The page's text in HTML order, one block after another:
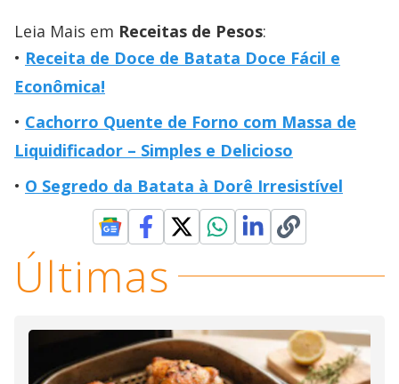
Leia Mais em Receitas de Pesos:
Receita de Doce de Batata Doce Fácil e
Econômica!
Cachorro Quente de Forno com Massa de
Liquidificador – Simples e Delicioso
O Segredo da Batata à Dorê Irresistível
Últimas